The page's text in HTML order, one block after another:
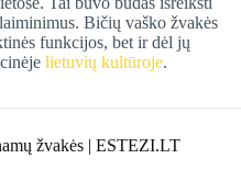
Bičių vaško žvakės
funkcijos, bet ir dėl jų
lietuvių kultūroje​.
žvakės | ESTEZI.LT